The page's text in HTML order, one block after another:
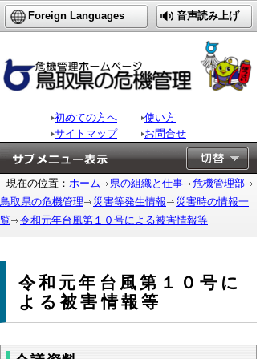
Foreign Languages 音声読み上げ
初めての方へ
使い方
サイトマップ
お問合せ
現在の位置： ホーム 県の組織と仕事
危機管理部
鳥取県の危機管理
災害等発生情報
災害時の情報一
覧
令和元年台風第１０号による被害情報等
令和元年台風第１０号に
よる被害情報等